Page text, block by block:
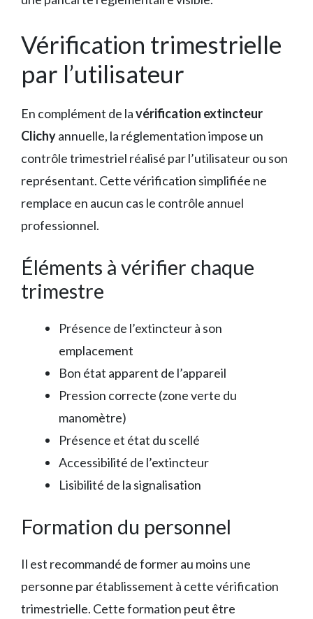
Vérification trimestrielle
par l’utilisateur
En complément de lavérification extincteur
Clichyannuelle, la réglementation impose un
contrôle trimestriel réalisé par l’utilisateur ou son
représentant. Cette vérification simplifiée ne
remplace en aucun cas le contrôle annuel
professionnel.
Éléments à vérifier chaque
trimestre
Présence de l’extincteur à son
emplacement
Bon état apparent de l’appareil
Pression correcte (zone verte du
manomètre)
Présence et état du scellé
Accessibilité de l’extincteur
Lisibilité de la signalisation
Formation du personnel
Il est recommandé de former au moins une
personne par établissement à cette vérification
trimestrielle. Cette formation peut être